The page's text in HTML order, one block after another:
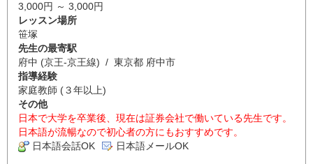
3,000円 ～ 3,000円
レッスン場所
笹塚
先生の最寄駅
府中 (京王-京王線) / 東京都 府中市
指導経験
家庭教師 (３年以上)
その他
日本で大学を卒業後、現在は証券会社で働いている先生です。
日本語が流暢なので初心者の方にもおすすめです。
日本語会話OK
日本語メールOK